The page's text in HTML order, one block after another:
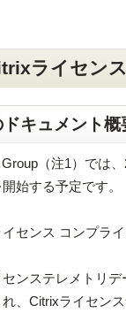
ライセン
キュメント概
（注1）では
始する予定です。
センス コンプラ
ンステレメトリ
、Citrixライセン